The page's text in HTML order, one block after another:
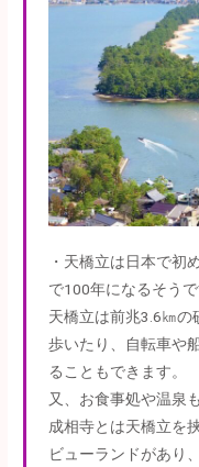
・天橋立は日本で初
で100年になるそうで
天橋立は前兆3.6㎞の
歩いたり、自転車や
ることもできます。
又、お食事処や温泉
成相寺とは天橋立を
ビューランドがあり、